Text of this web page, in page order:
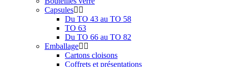
Capsules
Du TO 43 au TO 58
TO 63
Du TO 66 au TO 82
Emballage
Cartons cloisons
Coffrets et présentations